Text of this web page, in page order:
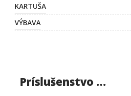
KARTUŠA
VÝBAVA
Príslušenstvo …